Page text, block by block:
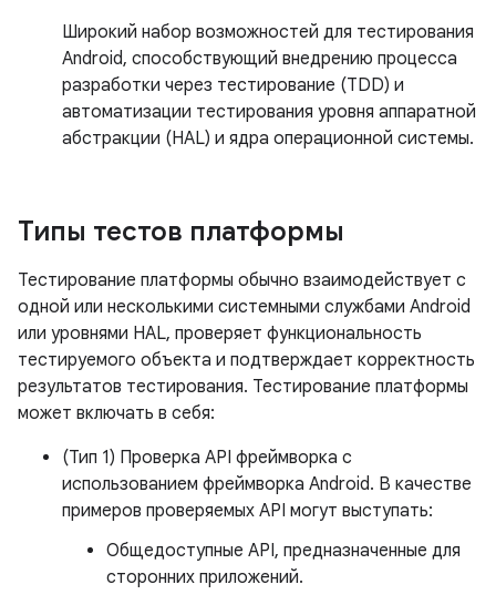
Широкий набор возможностей для тестирования
Android, способствующий внедрению процесса
разработки через тестирование (TDD) и
автоматизации тестирования уровня аппаратной
абстракции (HAL) и ядра операционной системы.
Типы тестов платформы
Тестирование платформы обычно взаимодействует с
одной или несколькими системными службами Android
или уровнями HAL, проверяет функциональность
тестируемого объекта и подтверждает корректность
результатов тестирования. Тестирование платформы
может включать в себя:
(Тип 1) Проверка API фреймворка с
использованием фреймворка Android. В качестве
примеров проверяемых API могут выступать:
Общедоступные API, предназначенные для
сторонних приложений.